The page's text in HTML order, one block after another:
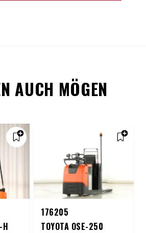
AUCH MÖGEN
H
176205
TOYOTA OSE-250